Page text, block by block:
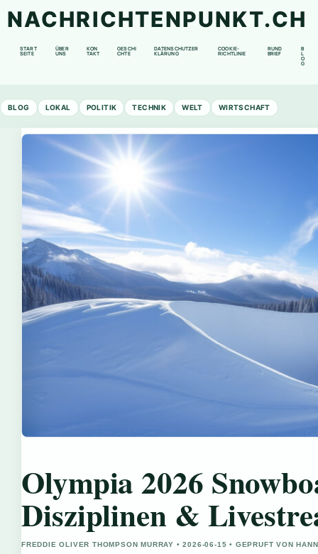
NACHRICHTENPUNKT.CH
START
SEITE
ÜBER
UNS
KON
TAKT
GESCHI
CHTE
DATENSCHUTZER
KLÄRUNG
COOKIE-
RICHTLINIE
RUND
BRIEF
B
L
O
G
BLOG LOKAL POLITIK TECHNIK WELT WIRTSCHAFT
Olympia 2026
Disziplinen &
FREDDIE OLIVER THOMPSON MURRAY • 2026-06-15 • GEPRUFT VON